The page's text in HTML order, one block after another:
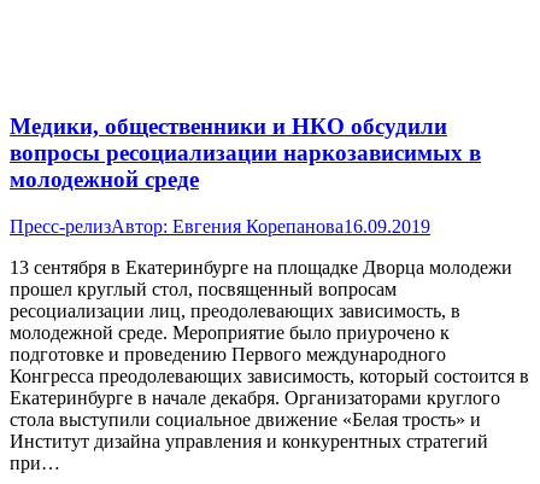
Медики, общественники и НКО обсудили
вопросы ресоциализации наркозависимых в
молодежной среде
Пресс-релизАвтор: Евгения Корепанова16.09.2019
13 сентября в Екатеринбурге на площадке Дворца молодежи
прошел круглый стол, посвященный вопросам
ресоциализации лиц, преодолевающих зависимость, в
молодежной среде. Мероприятие было приурочено к
подготовке и проведению Первого международного
Конгресса преодолевающих зависимость, который состоится в
Екатеринбурге в начале декабря. Организаторами круглого
стола выступили социальное движение «Белая трость» и
Институт дизайна управления и конкурентных стратегий
при…